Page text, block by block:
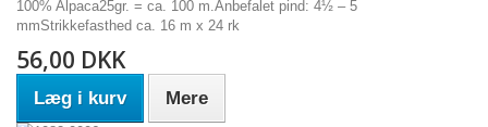
100% Alpaca25gr. = ca. 100 m.Anbefalet pind: 4½ – 5
mmStrikkefasthed ca. 16 m x 24 rk
56,00 DKK
Læg i kurv Mere